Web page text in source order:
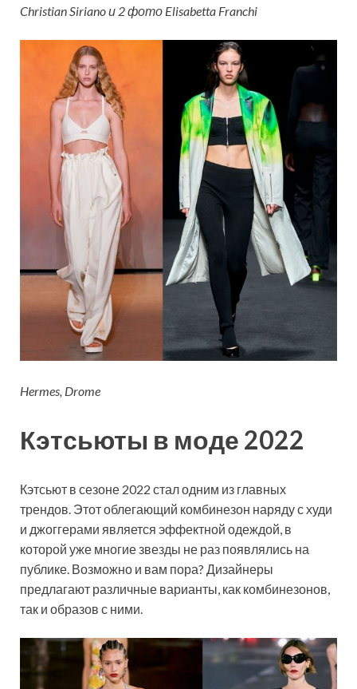
Christian Siriano и 2 фото Elisabetta Franchi
Hermes, Drome
Кэтсьюты в моде 2022
Кэтсьют в сезоне 2022 стал одним из главных
трендов. Этот облегающий комбинезон наряду с худи
и джоггерами является эффектной одеждой, в
которой уже многие звезды не раз появлялись на
публике. Возможно и вам пора? Дизайнеры
предлагают различные варианты, как комбинезонов,
так и образов с ними.